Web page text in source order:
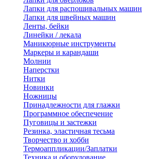
Лапки для распошивальных машин
Лапки для швейных машин
Ленты, бейки
Линейки / лекала
Маникюрные инструменты
Маркеры и карандаши
Молнии
Наперстки
Нитки
Новинки
Ножницы
Принадлежности для глажки
Программное обеспечение
Пуговицы и застежки
Резинка, эластичная тесьма
Творчество и хобби
Термоаппликации/Заплатки
Техника и оборудование